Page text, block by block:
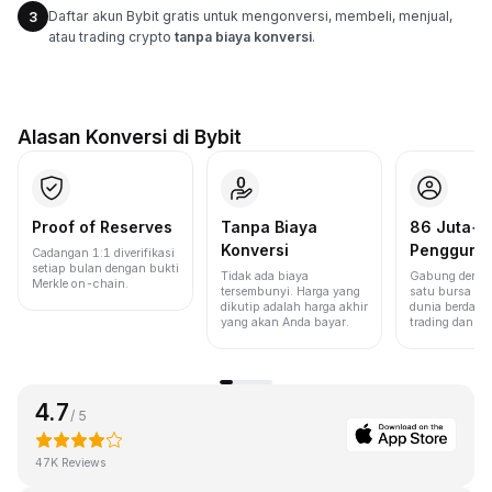
3
Daftar akun Bybit gratis untuk mengonversi, membeli, menjual,
atau trading crypto tanpa biaya konversi.
Alasan Konversi di Bybit
Proof of Reserves
Cadangan 1:1 diverifikasi
setiap bulan dengan bukti
Merkle on-chain.
Tanpa Biaya
Konversi
Tidak ada biaya
tersembunyi. Harga yang
dikutip adalah harga akhir
yang akan Anda bayar.
86 Juta+
Pengguna
Gabung
satu bursa
dunia
trading dan
4.7 / 5
47K Reviews